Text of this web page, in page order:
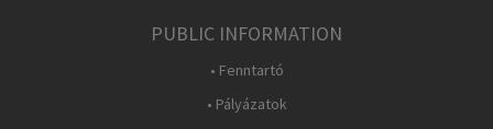
PUBLIC INFORMATION
• Fenntartó
• Pályázatok